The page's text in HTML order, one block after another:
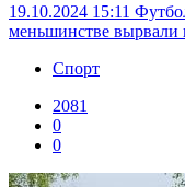
19.10.2024 15:11
меньшинстве
Спорт
2081
0
0